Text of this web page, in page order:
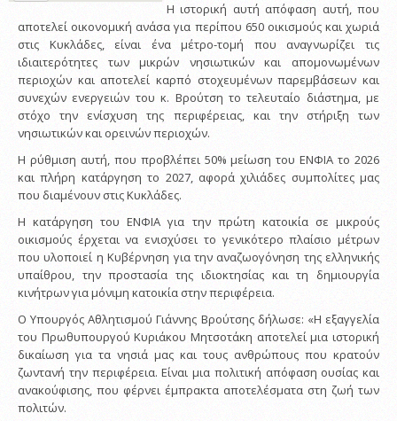
Η ιστορική αυτή απόφαση αυτή, που
αποτελεί οικονομική ανάσα για περίπου 650 οικισμούς και χωριά
στις Κυκλάδες, είναι ένα μέτρο-τομή που αναγνωρίζει τις
ιδιαιτερότητες των μικρών νησιωτικών και απομονωμένων
περιοχών και αποτελεί καρπό στοχευμένων παρεμβάσεων και
συνεχών ενεργειών του κ. Βρούτση το τελευταίο διάστημα, με
στόχο την ενίσχυση της περιφέρειας, και την στήριξη των
νησιωτικών και ορεινών περιοχών.
Η ρύθμιση αυτή, που προβλέπει 50% μείωση του ΕΝΦΙΑ το 2026
και πλήρη κατάργηση το 2027, αφορά χιλιάδες συμπολίτες μας
που διαμένουν στις Κυκλάδες.
Η κατάργηση του ΕΝΦΙΑ για την πρώτη κατοικία σε μικρούς
οικισμούς έρχεται να ενισχύσει το γενικότερο πλαίσιο μέτρων
που υλοποιεί η Κυβέρνηση για την αναζωογόνηση της ελληνικής
υπαίθρου, την προστασία της ιδιοκτησίας και τη δημιουργία
κινήτρων για μόνιμη κατοικία στην περιφέρεια.
Ο Υπουργός Αθλητισμού Γιάννης Βρούτσης δήλωσε: «Η εξαγγελία
του Πρωθυπουργού Κυριάκου Μητσοτάκη αποτελεί μια ιστορική
δικαίωση για τα νησιά μας και τους ανθρώπους που κρατούν
ζωντανή την περιφέρεια. Είναι μια πολιτική απόφαση ουσίας και
ανακούφισης, που φέρνει έμπρακτα αποτελέσματα στη ζωή των
πολιτών.